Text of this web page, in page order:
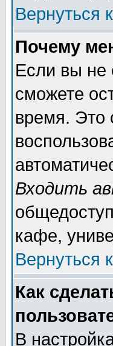
Вернуться
Почему
Если вы не
сможете
время. Это
Входить
кафе,
Вернуться
Как
В